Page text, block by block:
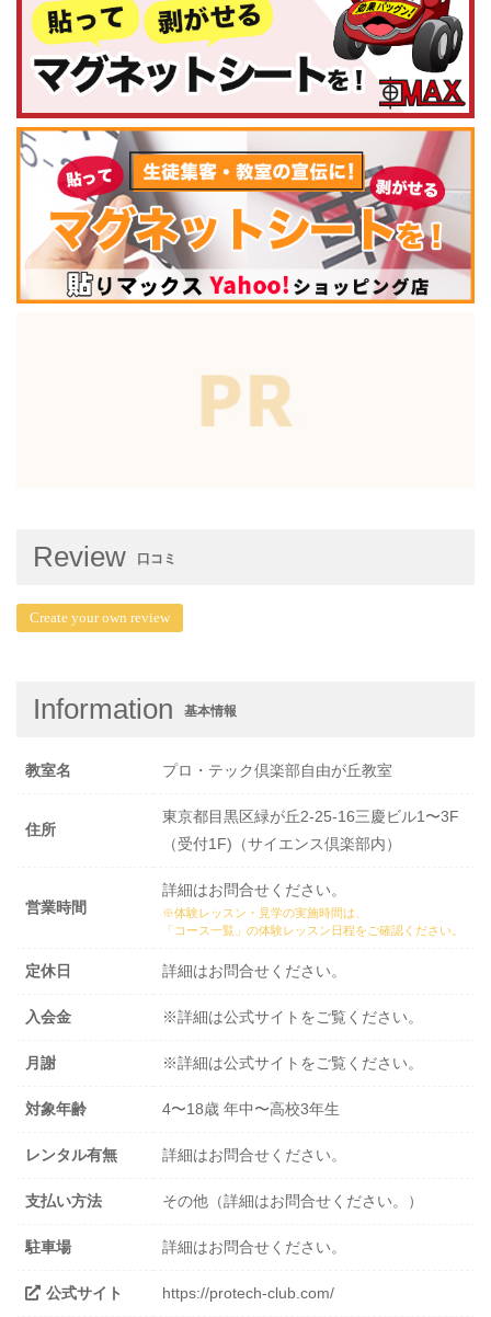
Review 口コミ
Create your own review
Information 基本情報
教室名 プロ・テック倶楽部自由が丘教室
住所
東京都目黒区緑が丘2-25-16三慶ビル1〜3F
（受付1F)（サイエンス倶楽部内）
営業時間
詳細はお問合せください。
※体験レッスン・見学の実施時間は、
「コース一覧」の体験レッスン日程をご確認ください。
定休日 詳細はお問合せください。
入会金 ※詳細は公式サイトをご覧ください。
月謝 ※詳細は公式サイトをご覧ください。
対象年齢 4〜18歳 年中〜高校3年生
レンタル有無 詳細はお問合せください。
支払い方法 その他（詳細はお問合せください。）
駐車場 詳細はお問合せください。
公式サイト https://protech-club.com/